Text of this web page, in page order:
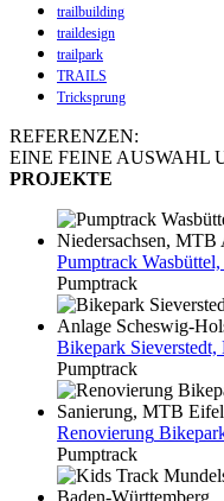
trailbuilding
traildesign
trailpark
TRAILS
Tricksprung
REFERENZEN:
EINE FEINE AUSWAHL
PROJEKTE
Pumptrack
Pumptrack
Bikepark
Pumptrack
Renovierung
Pumptrack